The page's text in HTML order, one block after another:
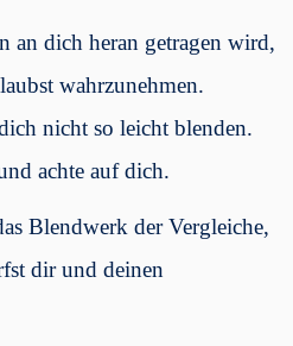
an dich heran getragen wird,
wahrzunehmen.
nicht so leicht blenden.
achte auf dich.
Blendwerk der Vergleiche,
dir und deinen